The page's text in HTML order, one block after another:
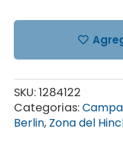
SKU:1284122
Categorias:
Berlin, Zona del